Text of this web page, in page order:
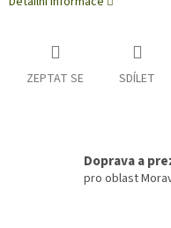
ZEPTAT SE SDÍLET
Doprava a
pro oblast